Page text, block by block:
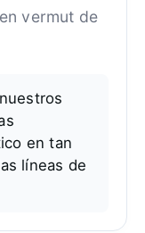
vermut de
en tan
líneas de